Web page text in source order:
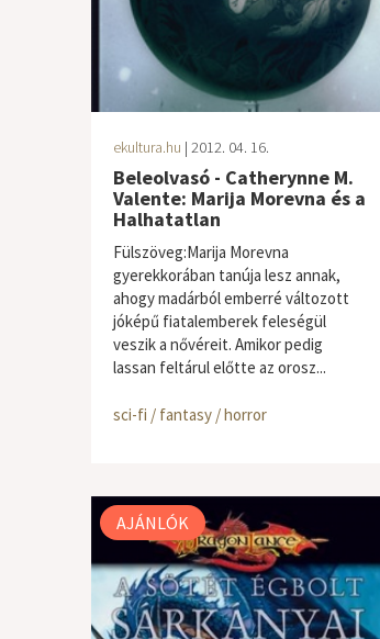
ekultura.hu | 2012. 04. 16.
Beleolvasó - Catherynne M.
Valente: Marija Morevna és a
Halhatatlan
Fülszöveg:Marija Morevna
gyerekkorában tanúja lesz annak,
ahogy madárból emberré változott
jóképű fiatalemberek feleségül
veszik a nővéreit. Amikor pedig
lassan feltárul előtte az orosz...
sci-fi / fantasy / horror
AJÁNLÓK